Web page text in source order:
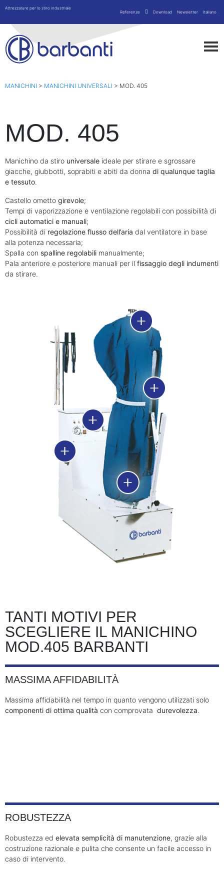
Attrezzature per lo stiro industriale
Referenze
Download Newsletter Italiano
MANICHINI > MANICHINI UNIVERSALI > MOD. 405
MOD. 405
Manichino da stiro universale ideale per stirare e sgrossare
giacche, giubbotti, soprabiti e abiti da donna di qualunque taglia
e tessuto.
Castello ometto girevole;
Tempi di vaporizzazione e ventilazione regolabili con possibilità di
cicli automatici e manuali;
Possibilità di regolazione flusso dell’aria dal ventilatore in base
alla potenza necessaria;
Spalla con spalline regolabili manualmente;
Pala anteriore e posteriore manuali per il fissaggio degli indumenti
da stirare.
TANTI MOTIVI PER
SCEGLIERE IL MANICHINO
MOD.405 BARBANTI
MASSIMA AFFIDABILITÀ
Massima affidabilità nel tempo in quanto vengono utilizzati solo
componenti di ottima qualità con comprovata durevolezza.
ROBUSTEZZA
Robustezza ed elevata semplicità di manutenzione, grazie alla
costruzione razionale e pulita che consente un facile accesso in
caso di intervento.